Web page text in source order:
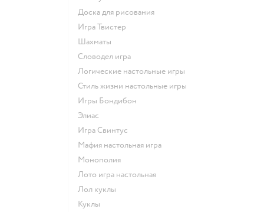
Доска для рисования
Игра Твистер
Шахматы
Словодел игра
Логические настольные игры
Стиль жизни настольные игры
Игры Бондибон
Элиас
Игра Свинтус
Мафия настольная игра
Монополия
Лото игра настольная
Лол куклы
Куклы